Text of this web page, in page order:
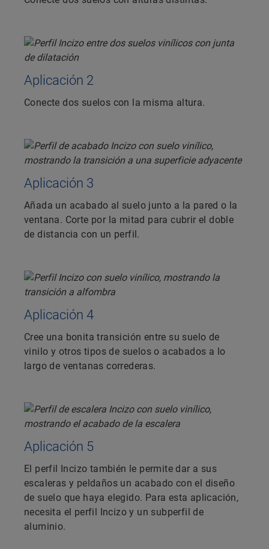
Aplicación 2
Conecte dos suelos con la misma altura.
Aplicación 3
Añada un acabado al suelo junto a la pared o la
ventana. Corte por la mitad para cubrir el doble
de distancia con un perfil.
Aplicación 4
Cree una bonita transición entre su suelo de
vinilo y otros tipos de suelos o acabados a lo
largo de ventanas correderas.
Aplicación 5
El perfil Incizo también le permite dar a sus
escaleras y peldaños un acabado con el diseño
de suelo que haya elegido. Para esta aplicación,
necesita el perfil Incizo y un subperfil de
aluminio.